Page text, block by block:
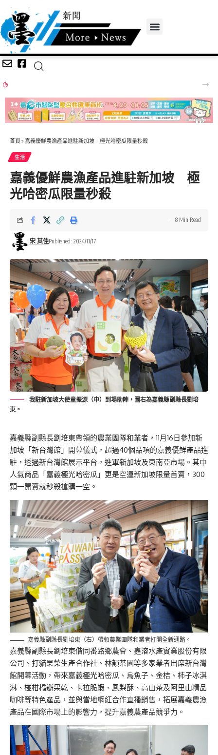
首頁 » 嘉義優鮮農漁產品進駐新加坡 極光哈密瓜限量秒殺
生活
嘉義優鮮農漁產品進駐新加坡 極
光哈密瓜限量秒殺
宋 其佳Published: 2024/11/17
8 Min Read
我駐新加坡大使童振源（中）到場助陣，圖右為嘉義縣副縣長劉培
東。
嘉義縣副縣長劉培東帶領的農業團隊和業者，11月16日參加新
加坡「新台灣館」開幕儀式，超過40個品項的嘉義優鮮產品進
駐，透過新台灣館展示平台，進軍新加坡及東南亞市場。其中
人氣商品「嘉義極光哈密瓜」更是空運新加坡限量首賣，300
顆一開賣就秒殺搶購一空。
嘉義縣副縣長劉培東（右）帶領農業團隊和業者打開全新通路。
嘉義縣副縣長劉培東偕同番路鄉農會、鑫溶水產實業股份有限
公司、打貓果菜生產合作社、林韻茶園等多家業者出席新台灣
館開幕活動，帶來嘉義極光哈密瓜、烏魚子、金桔、柿子冰淇
淋、椪柑橘瓣果乾、卡拉脆蝦、鳳梨酥、高山茶及阿里山精品
咖啡等特色產品，並與當地網紅合作直播銷售，拓展嘉義農漁
產品在國際市場上的影響力，提升嘉義農產品競爭力。